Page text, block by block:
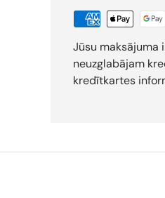
Jūsu maksājuma
neuzglabājam
kredītkartes